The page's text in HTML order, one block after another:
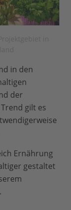
in den
der
gilt es
Ernährung
gestaltet
.